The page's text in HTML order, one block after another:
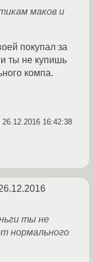
маков и
покупал за
ты не купишь
компа.
26.12.2016 16:42:38
ты не
нормального